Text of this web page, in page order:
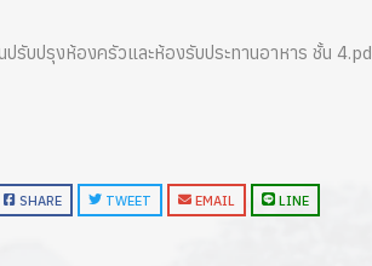
รับปรุงห้องครัวและห้องรับประทานอาหาร ชั้น
SHARE TWEET EMAIL LINE